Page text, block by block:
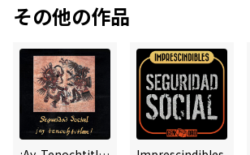
その他の作品